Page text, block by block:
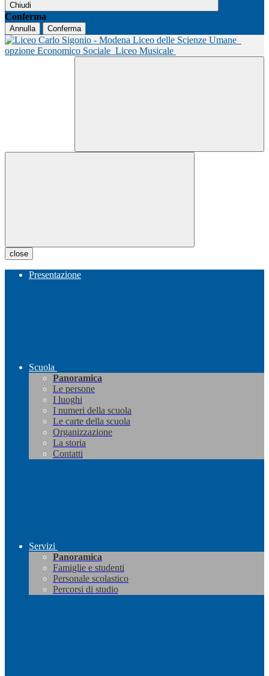
Chiudi
Conferma
Annulla Conferma
Liceo delle Scienze Umane
opzione Economico Sociale Liceo Musicale
close
Presentazione
Scuola
Panoramica
Le persone
I luoghi
I numeri della scuola
Le carte della scuola
Organizzazione
La storia
Contatti
Servizi
Panoramica
Famiglie e studenti
Personale scolastico
Percorsi di studio